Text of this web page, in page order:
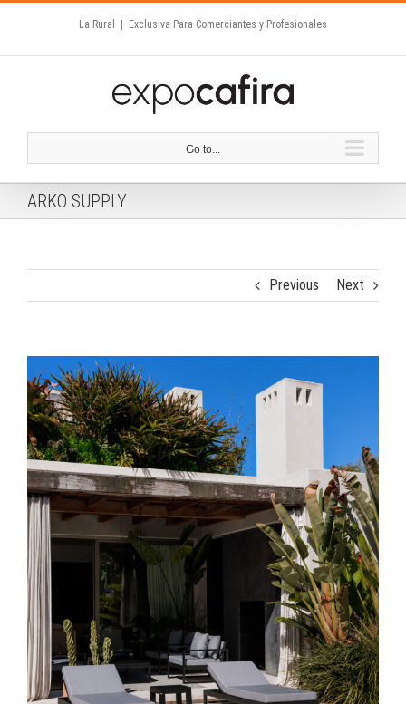
content
La Rural Exclusiva Para Comerciantes y Profesionales
Go to...
ARKO SUPPLY
Previous Next
View
Larger
Image